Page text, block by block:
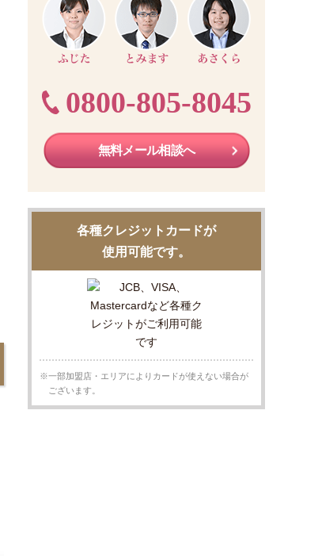
0800-805-8045
無料メール相談へ
各種クレジットカードが
使用可能です。
※一部加盟店・エリアによりカードが使えない場合が
ございます。